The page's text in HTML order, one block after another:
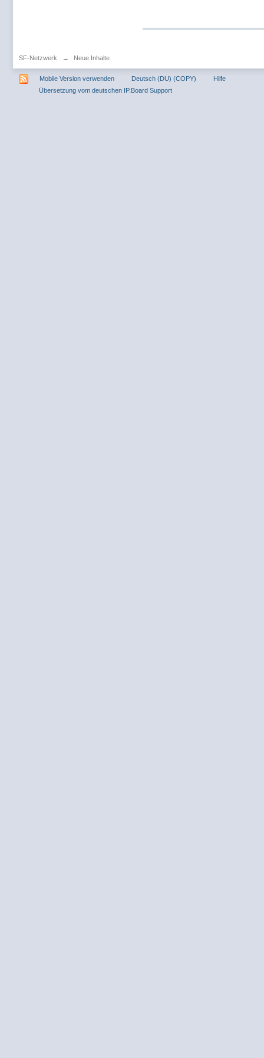
SF-Netzwerk → Neue Inhalte
Mobile Version verwenden Deutsch (DU) (COPY)
Hilfe
Übersetzung vom deutschen IP.Board Support